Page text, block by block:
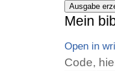
Ausgabe
Mein
Open in
Code,